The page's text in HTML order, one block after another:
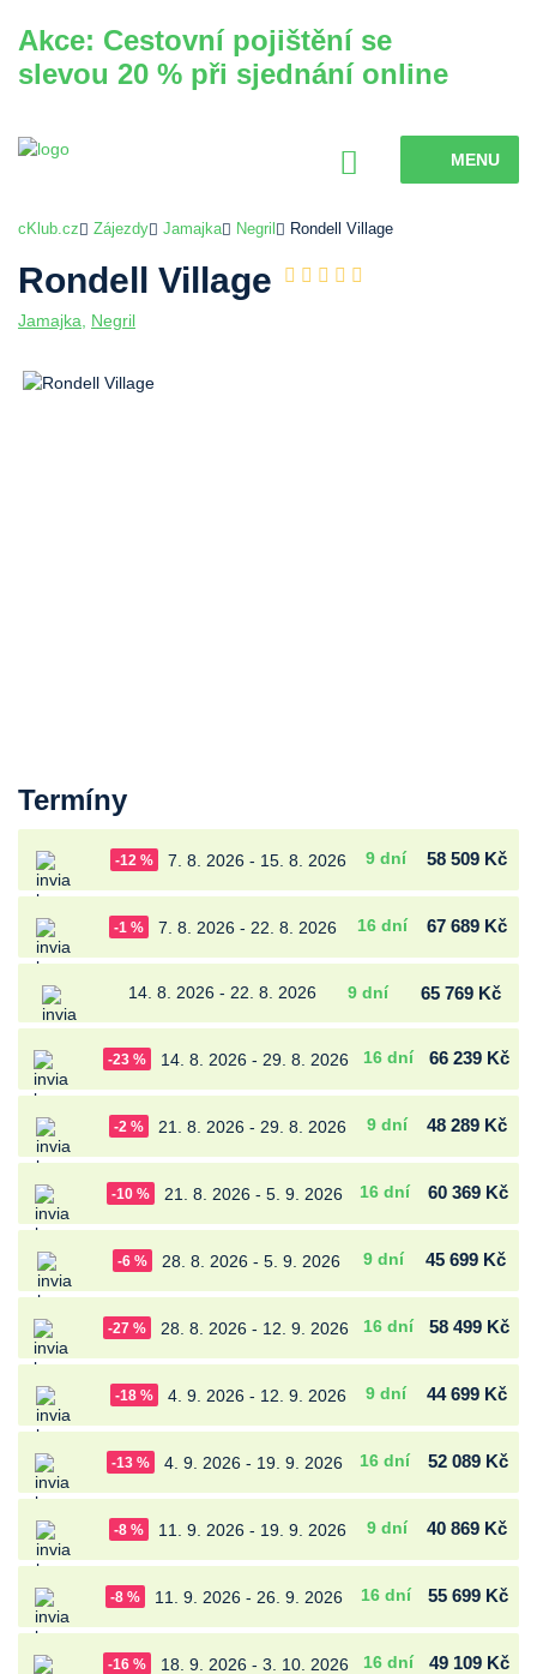
Akce: Cestovní pojištění se
slevou 20 % při sjednání online
MENU
cKlub.cz Zájezdy Jamajka Negril Rondell Village
Rondell Village
Jamajka Negril
Termíny
-12 % 7. 8. 2026 - 15. 8. 2026 9 dní 58 509 Kč
-1 % 7. 8. 2026 - 22. 8. 2026 16 dní 67 689 Kč
14. 8. 2026 - 22. 8. 2026 9 dní 65 769 Kč
-23 % 14. 8. 2026 - 29. 8. 2026 16 dní 66 239 Kč
-2 % 21. 8. 2026 - 29. 8. 2026 9 dní 48 289 Kč
-10 % 21. 8. 2026 - 5. 9. 2026 16 dní 60 369 Kč
-6 % 28. 8. 2026 - 5. 9. 2026 9 dní 45 699 Kč
-27 % 28. 8. 2026 - 12. 9. 2026 16 dní 58 499 Kč
-18 % 4. 9. 2026 - 12. 9. 2026 9 dní 44 699 Kč
-13 % 4. 9. 2026 - 19. 9. 2026 16 dní 52 089 Kč
-8 % 11. 9. 2026 - 19. 9. 2026 9 dní 40 869 Kč
-8 % 11. 9. 2026 - 26. 9. 2026 16 dní 55 699 Kč
-16 % 18. 9. 2026 - 3. 10. 2026 16 dní 49 109 Kč